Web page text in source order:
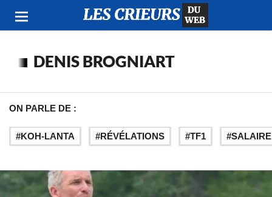
DENIS BROGNIART
ON PARLE DE :
KOH-LANTA RÉVÉLATIONS TF1 SALAIRE